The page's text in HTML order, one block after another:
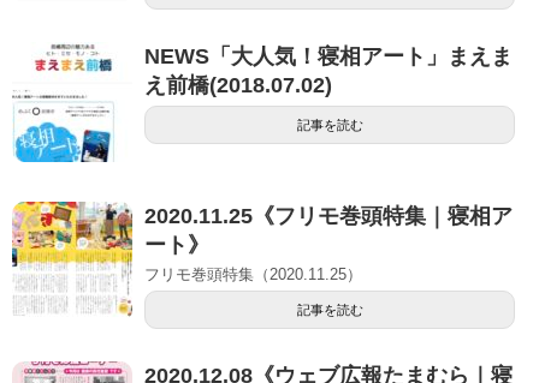
NEWS「大人気！寝相アート」まえま
え前橋(2018.07.02)
記事を読む
2020.11.25《フリモ巻頭特集｜寝相ア
ート》
フリモ巻頭特集（2020.11.25）
記事を読む
2020.12.08《ウェブ広報たまむら｜寝